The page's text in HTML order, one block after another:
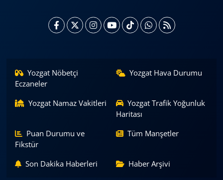
Yozgat Nöbetçi
Eczaneler
Yozgat Hava Durumu
Yozgat Namaz Vakitleri
Yozgat Trafik Yoğunluk
Haritası
Puan Durumu ve
Fikstür
Tüm Manşetler
Son Dakika Haberleri Haber Arşivi